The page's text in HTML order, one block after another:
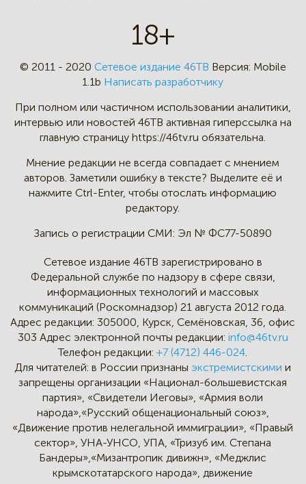
18+
© 2011 - 2020 Сетевое издание 46ТВ Версия: Mobile
1.1b Написать разработчику
При полном или частичном использовании аналитики,
интервью или новостей 46TB активная гиперссылка на
главную страницу https://46tv.ru обязательна.
Мнение редакции не всегда совпадает с мнением
авторов. Заметили ошибку в тексте? Выделите её и
нажмите Ctrl-Enter, чтобы отослать информацию
редактору.
Запись о регистрации СМИ: Эл № ФС77-50890
Сетевое издание 46ТВ зарегистрировано в
Федеральной службе по надзору в сфере связи,
информационных технологий и массовых
коммуникаций (Роскомнадзор) 21 августа 2012 года.
Адрес редакции: 305000, Курск, Семёновская, 36, офис
303 Адрес электронной почты редакции: info@46tv.ru
Телефон редакции: +7 (4712) 446-024.
Для читателей: в России признаныэкстремистскими и
запрещены организации «Национал-большевистская
партия», «Свидетели Иеговы», «Армия воли
народа»,«Русский общенациональный союз»,
«Движение против нелегальной иммиграции», «Правый
сектор», УНА-УНСО, УПА, «Тризуб им. Степана
Бандеры»,«Мизантропик дивижн», «Меджлис
крымскотатарского народа», движение